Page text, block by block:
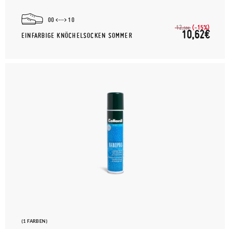
00 10
EINFARBIGE KNÖCHELSOCKEN SOMMER
12,50€ (-15%)
10,62€
(1 FARBEN)